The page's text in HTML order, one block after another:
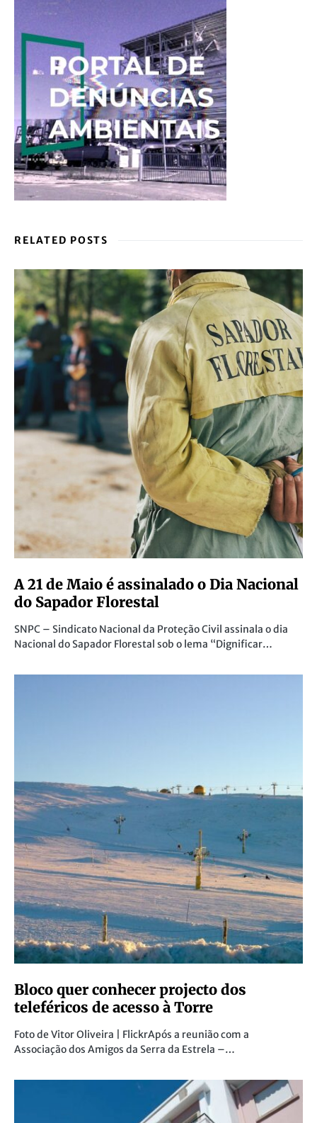
RELATED POSTS
A 21 de Maio é assinalado o Dia Nacional
do Sapador Florestal
SNPC – Sindicato Nacional da Proteção Civil assinala o dia
Nacional do Sapador Florestal sob o lema “Dignificar…
Bloco quer conhecer projecto dos
teleféricos de acesso à Torre
Foto de Vitor Oliveira | FlickrApós a reunião com a
Associação dos Amigos da Serra da Estrela –…